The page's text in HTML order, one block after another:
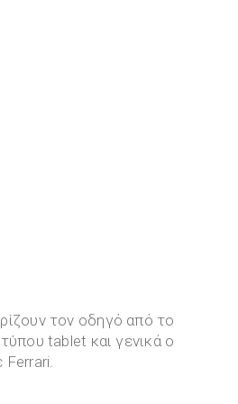
τον οδηγό από το
tablet και γενικά ο